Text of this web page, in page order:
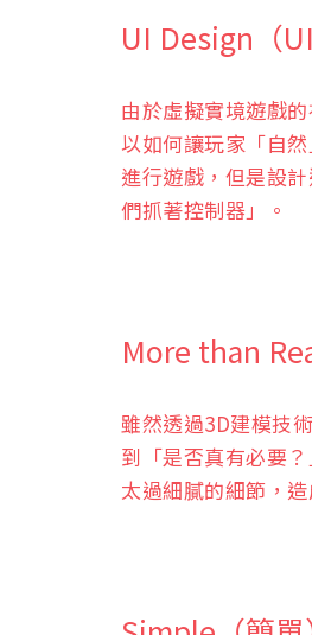
UI Design（
由於虛擬實境遊戲
以如何讓玩家「自
進行遊戲，但是設
們抓著控制器」。
More than
雖然透過3D建模技
到「是否真有必要
太過細膩的細節，